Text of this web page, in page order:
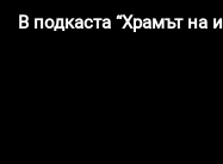
В подкаста “Храмът на